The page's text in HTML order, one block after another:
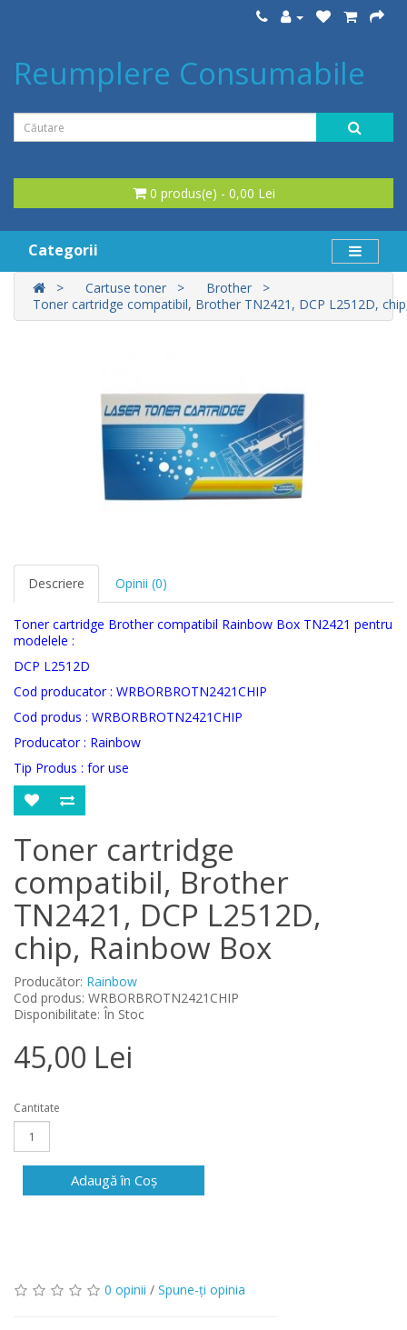
Reumplere Consumabile
0 produs(e) - 0,00 Lei
Categorii
Cartuse toner
Brother
Toner cartridge compatibil, Brother TN2421, DCP L2512D,
Descriere Opinii (0)
Toner cartridge Brother compatibil Rainbow Box TN2421 pentru
modelele :
DCP L2512D
Cod producator : WRBORBROTN2421CHIP
Cod produs : WRBORBROTN2421CHIP
Producator : Rainbow
Tip Produs : for use
Toner cartridge
compatibil, Brother
TN2421, DCP L2512D,
chip, Rainbow Box
Producător: Rainbow
Cod produs: WRBORBROTN2421CHIP
Disponibilitate: În Stoc
45,00 Lei
Cantitate
Adaugă în Coş
0 opinii / Spune-ţi opinia